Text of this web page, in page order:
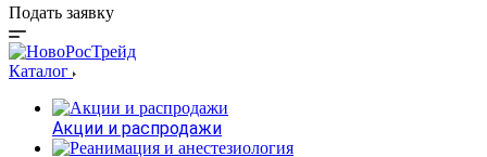
Подать заявку
Каталог
Акции и распродажи